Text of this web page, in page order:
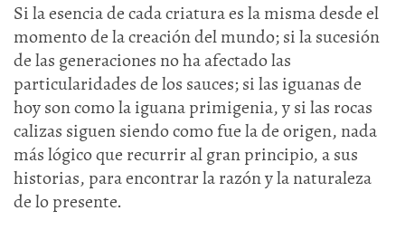
Si la esencia de cada criatura es la misma desde el
momento de la creación del mundo; si la sucesión
de las generaciones no ha afectado las
particularidades de los sauces; si las iguanas de
hoy son como la iguana primigenia, y si las rocas
calizas siguen siendo como fue la de origen, nada
más lógico que recurrir al gran principio, a sus
historias, para encontrar la razón y la naturaleza
de lo presente.